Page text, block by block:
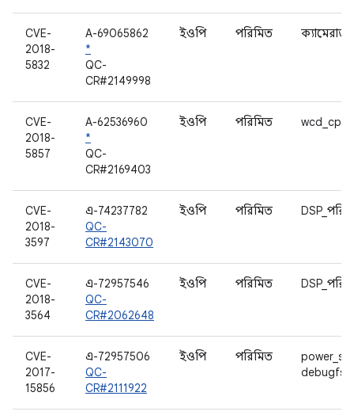
CVE-
2018-
5832
A-69065862
*
QC-
CR#2149998
ইওপি পরিমিত ক্যামেরাভ২
CVE-
2018-
5857
A-62536960
*
QC-
CR#2169403
ইওপি পরিমিত
CVE-
2018-
3597
এ-74237782
QC-
CR#2143070
ইওপি পরিমিত
CVE-
2018-
3564
এ-72957546
QC-
CR#2062648
ইওপি পরিমিত
CVE-
2017-
15856
এ-72957506
QC-
CR#2111922
ইওপি পরিমিত
debugfs